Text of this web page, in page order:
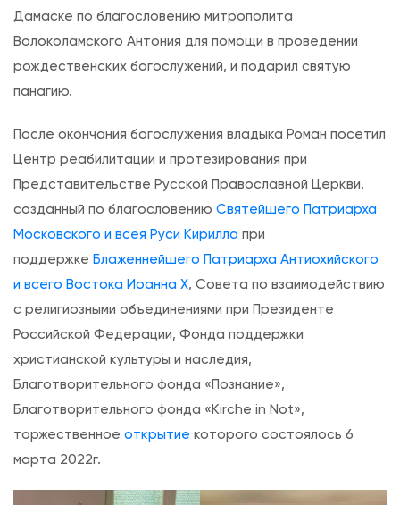
а
м
я
с
в
я
т
о
г
о
с
в
я
щ
е
н
о
Дамаске по благословению митрополита
Волоколамского Антония для помощи в проведении
рождественских богослужений, и подарил святую
панагию.
После окончания богослужения владыка Роман посетил
Центр реабилитации и протезирования при
Представительстве Русской Православной Церкви,
созданный по благословению Святейшего Патриарха
Московского и всея Руси Кирилла при
поддержке Блаженнейшего Патриарха Антиохийского
и всего Востока Иоанна X, Совета по взаимодействию
с религиозными объединениями при Президенте
Российской Федерации, Фонда поддержки
христианской культуры и наследия,
Благотворительного фонда «Познание»,
Благотворительного фонда «Kirche in Not»,
торжественное открытие которого состоялось 6
марта 2022г.